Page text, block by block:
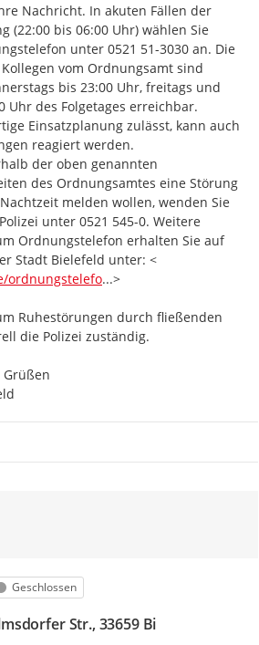
Nachricht. In akuten Fällen der
(22:00 bis 06:00 Uhr) wählen Sie
unter 0521 51-3030 an. Die
vom Ordnungsamt sind
bis 23:00 Uhr, freitags und
Uhr des Folgetages erreichbar.
Einsatzplanung zulässt, kann auch
reagiert werden.
der oben genannten
des Ordnungsamtes eine Störung
melden wollen, wenden Sie
unter 0521 545-0. Weitere
Ordnungstelefon erhalten Sie auf
Stadt Bielefeld unter: <http://
ordnungstelefon...>
Ruhestörungen durch fließenden
die Polizei zuständig.
Status
Geschlossen
Str., 33659 Bi